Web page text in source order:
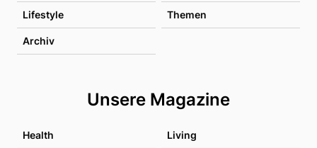
Lifestyle Themen
Archiv
Unsere Magazine
Health Living